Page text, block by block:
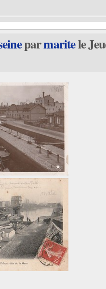
parmaritele